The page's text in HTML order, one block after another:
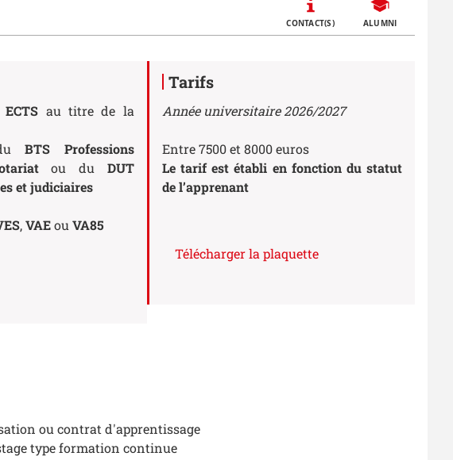
CONTACT(S) ALUMNI
ECTS au titre de la
duBTS Professions
ou du DUT
et judiciaires
,VAEouVA85
Tarifs
Année universitaire 2026/2027
Entre 7500 et 8000 euros
Le tarif est établi en fonction du statut
de l’apprenant
Télécharger la plaquette
ou contrat d'apprentissage
type formation continue